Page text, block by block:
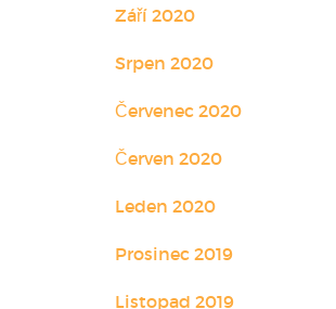
Září 2020
Srpen 2020
Červenec 2020
Červen 2020
Leden 2020
Prosinec 2019
Listopad 2019